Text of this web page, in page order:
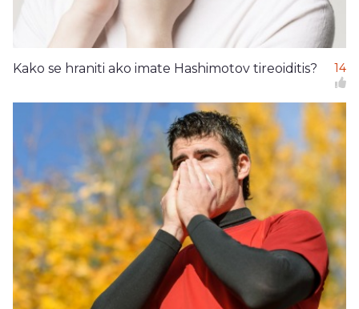
Kako se hraniti ako imate Hashimotov tireoiditis? 14